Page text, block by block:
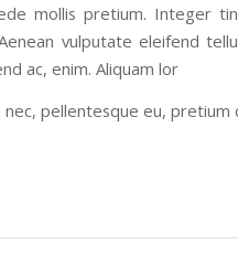
mollis pretium. Integer
vulputate eleifend
ac, enim. Aliquam lor
pellentesque eu, pretium